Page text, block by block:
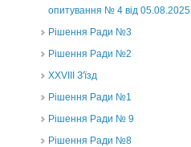
опитування № 4 від 05.08.2025
Рішення Ради №3
Рішення Ради №2
XXVIII З'їзд
Рішення Ради №1
Рішення Ради № 9
Рішення Ради №8